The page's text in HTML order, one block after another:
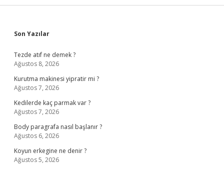
Sidebar
Son Yazılar
Tezde atıf ne demek ?
Ağustos 8, 2026
Kurutma makinesi yipratir mi ?
Ağustos 7, 2026
Kedilerde kaç parmak var ?
Ağustos 7, 2026
Body paragrafa nasıl başlanır ?
Ağustos 6, 2026
Koyun erkegine ne denir ?
Ağustos 5, 2026